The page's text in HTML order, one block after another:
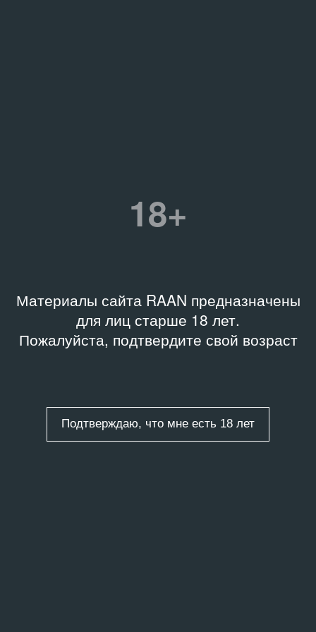
18+
Материалы сайта RAAN предназначены
для лиц старше 18 лет.
Пожалуйста, подтвердите свой возраст
Подтверждаю, что мне есть 18 лет